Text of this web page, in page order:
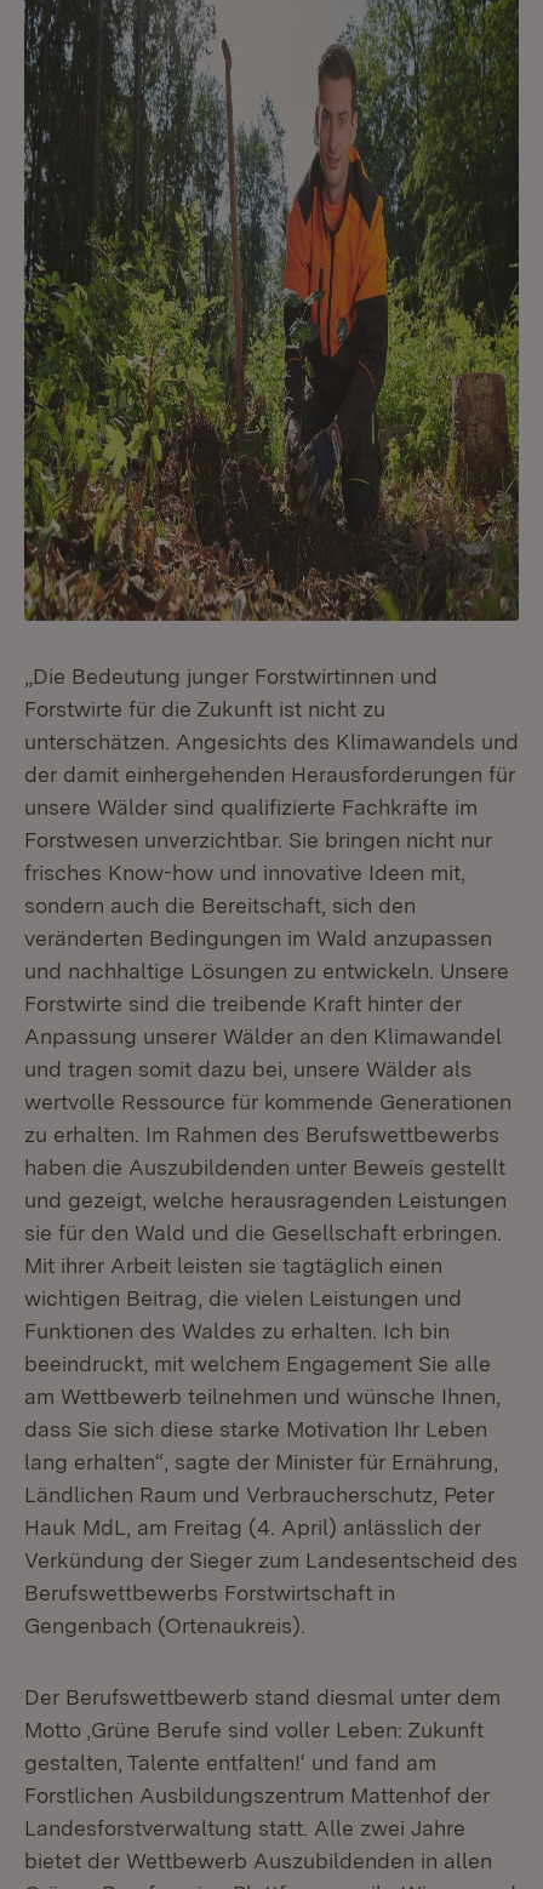
„Die Bedeutung junger Forstwirtinnen und
Forstwirte für die Zukunft ist nicht zu
unterschätzen. Angesichts des Klimawandels und
der damit einhergehenden Herausforderungen für
unsere Wälder sind qualifizierte Fachkräfte im
Forstwesen unverzichtbar. Sie bringen nicht nur
frisches Know-how und innovative Ideen mit,
sondern auch die Bereitschaft, sich den
veränderten Bedingungen im Wald anzupassen
und nachhaltige Lösungen zu entwickeln. Unsere
Forstwirte sind die treibende Kraft hinter der
Anpassung unserer Wälder an den Klimawandel
und tragen somit dazu bei, unsere Wälder als
wertvolle Ressource für kommende Generationen
zu erhalten. Im Rahmen des Berufswettbewerbs
haben die Auszubildenden unter Beweis gestellt
und gezeigt, welche herausragenden Leistungen
sie für den Wald und die Gesellschaft erbringen.
Mit ihrer Arbeit leisten sie tagtäglich einen
wichtigen Beitrag, die vielen Leistungen und
Funktionen des Waldes zu erhalten. Ich bin
beeindruckt, mit welchem Engagement Sie alle
am Wettbewerb teilnehmen und wünsche Ihnen,
dass Sie sich diese starke Motivation Ihr Leben
lang erhalten“, sagte der Minister für Ernährung,
Ländlichen Raum und Verbraucherschutz, Peter
Hauk MdL, am Freitag (4. April) anlässlich der
Verkündung der Sieger zum Landesentscheid des
Berufswettbewerbs Forstwirtschaft in
Gengenbach (Ortenaukreis).
Der Berufswettbewerb stand diesmal unter dem
Motto ,Grüne Berufe sind voller Leben: Zukunft
gestalten, Talente entfalten!‘ und fand am
Forstlichen Ausbildungszentrum Mattenhof der
Landesforstverwaltung statt. Alle zwei Jahre
bietet der Wettbewerb Auszubildenden in allen